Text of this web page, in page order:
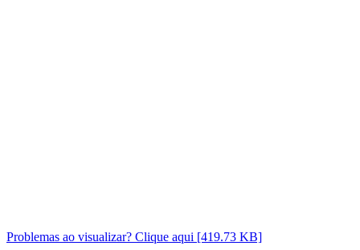
Problemas ao visualizar? Clique aqui [419.73 KB]